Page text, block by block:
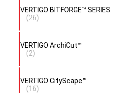
VERTIGO BITFORGE™ SERIES
(26)
VERTIGO ArchiCut™
(2)
VERTIGO CityScape™
(16)